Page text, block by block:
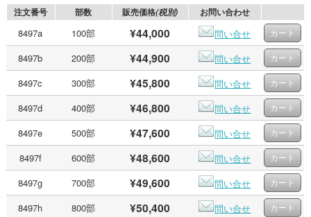
注文番号 部数 販売価格(税別) お問い合わせ
8497a 100部 ¥44,000
問い合せ
8497b
200部 ¥44,900
問い合せ
8497c
300部 ¥45,800
問い合せ
8497d
400部 ¥46,800
問い合せ
8497e
500部 ¥47,600
問い合せ
8497f
600部 ¥48,600
問い合せ
8497g
700部 ¥49,600
問い合せ
8497h
800部 ¥50,400
問い合せ